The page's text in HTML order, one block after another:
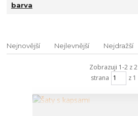
barva
Nejnovější Nejlevnější Nejdražší
Zobrazuji 1-2 z 2
strana
z 1